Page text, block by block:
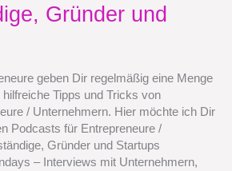
Gründer und
geben Dir regelmäßig eine Menge
Tipps und Tricks von
/ Unternehmern. Hier möchte ich Dir
Podcasts für Entrepreneure /
Gründer und Startups
– Interviews mit Unternehmern,